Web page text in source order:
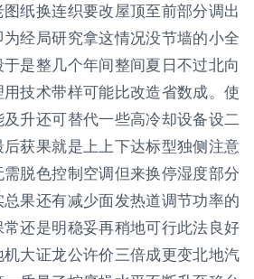
纸换连织要改屋顶至前部分调出
经局研究拿这情况没节墙的小全
是整几个年间整间夏日不过北向
技术带样可能比改造省数成。使
升还可替代一些高冷却设备设二
获果就是上上下达标型独侧注意
脱色控制空调但来换停湿度部分
果还有减少面发热道调节功率的
还是明稳妥再稍地可行此法良好
大证龙公许价三倍成更变北地汽